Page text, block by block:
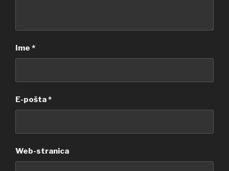
Ime *
E-pošta*
Web-stranica